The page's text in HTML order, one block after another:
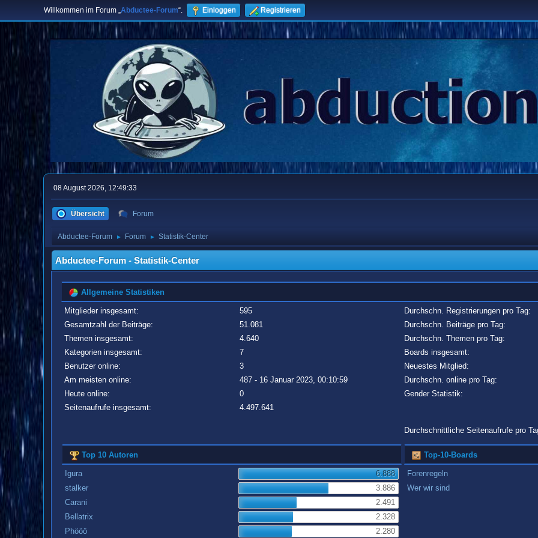
Willkommen im Forum „Abductee-Forum“. Einloggen Registrieren
08 August 2026, 12:49:33
Übersicht Forum
Abductee-Forum ► Forum ► Statistik-Center
Abductee-Forum - Statistik-Center
Allgemeine Statistiken
Mitglieder insgesamt:
595
Gesamtzahl der Beiträge:
51.081
Themen insgesamt:
4.640
Kategorien insgesamt:
7
Benutzer online:
3
Am meisten online:
487 - 16 Januar 2023, 00:10:59
Heute online:
0
Seitenaufrufe insgesamt:
4.497.641
Durchschn. Registrierungen pro Tag:
Durchschn. Beiträge pro Tag:
Durchschn. Themen pro Tag:
Boards insgesamt:
Neuestes Mitglied:
Durchschn. online pro Tag:
Gender Statistik:
Durchschnittliche Seitenaufrufe pro
Top 10 Autoren
Igura
6.888
stalker
3.886
Carani
2.491
Bellatrix
2.328
Phööö
2.280
Top-10-Boards
Forenregeln
Wer wir sind